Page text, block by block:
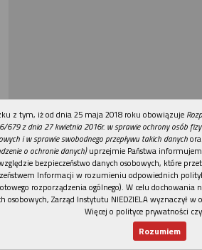
z tym, iż od dnia 25 maja 2018 roku obowiązuje
679 z dnia 27 kwietnia 2016r. w sprawie ochrony osób
i w sprawie swobodnego przepływu takich danych
o ochronie danych)uprzejmie Państwa
bezpieczeństwo danych osobowych, które
Informacji w rozumieniu odpowiednich
rozporządzenia ogólnego). W celu dochowania
osobowych, Zarząd Instytutu NIEDZIELA wyznaczył
Więcej o polityce prywatności
Rozumiem